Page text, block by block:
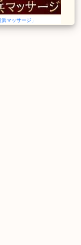
マッサージ」